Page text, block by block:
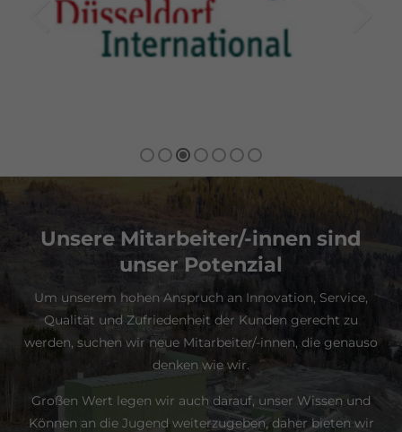
Unsere Mitarbeiter/-innen sind
unser Potenzial
Um unserem hohen Anspruch an Innovation, Service,
Qualität und Zufriedenheit der Kunden gerecht zu
werden, suchen wir neue Mitarbeiter/-innen, die genauso
denken wie wir.
Großen Wert legen wir auch darauf, unser Wissen und
Können an die Jugend weiterzugeben, daher bieten wir